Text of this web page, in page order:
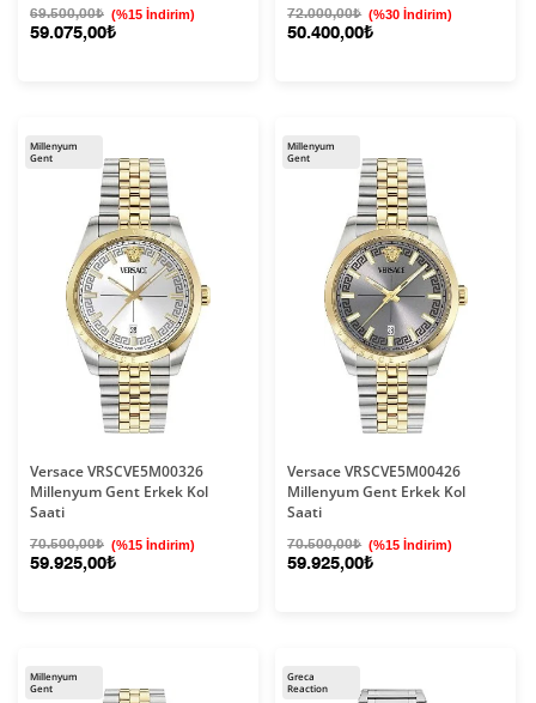
69.500,00₺ (%15 İndirim)
59.075,00₺
72.000,00₺ (%30 İndirim)
50.400,00₺
Millenyum
Gent
Versace VRSCVE5M00326
Millenyum Gent Erkek Kol
Saati
70.500,00₺ (%15 İndirim)
59.925,00₺
Millenyum
Gent
Versace VRSCVE5M00426
Millenyum Gent Erkek Kol
Saati
70.500,00₺ (%15 İndirim)
59.925,00₺
Millenyum
Gent
Greca
Reaction